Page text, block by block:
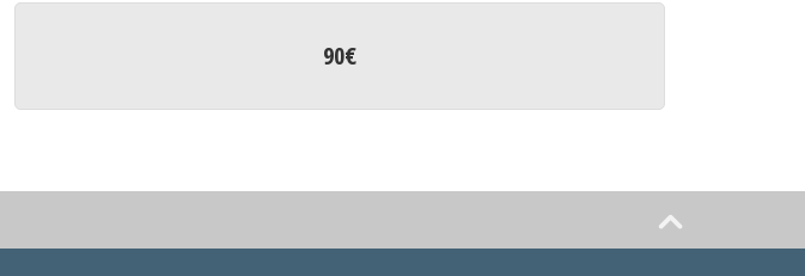
90€